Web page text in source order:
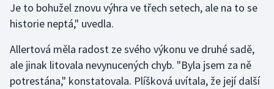
Lyže a snowboard
Moderní pětiboj
Motorsport
Je to bohužel znovu výhra ve třech setech, ale na to se
historie neptá," uvedla.
Allertová měla radost ze svého výkonu ve druhé sadě,
ale jinak litovala nevynucených chyb. "Byla jsem za ně
potrestána," konstatovala. Plíšková uvítala, že její další